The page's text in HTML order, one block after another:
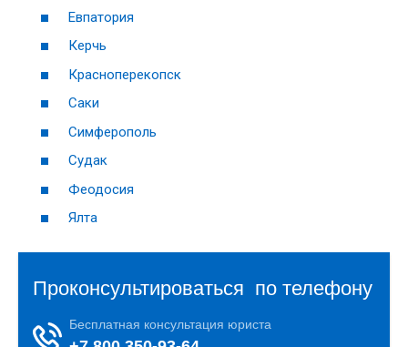
Евпатория
Керчь
Красноперекопск
Саки
Симферополь
Судак
Феодосия
Ялта